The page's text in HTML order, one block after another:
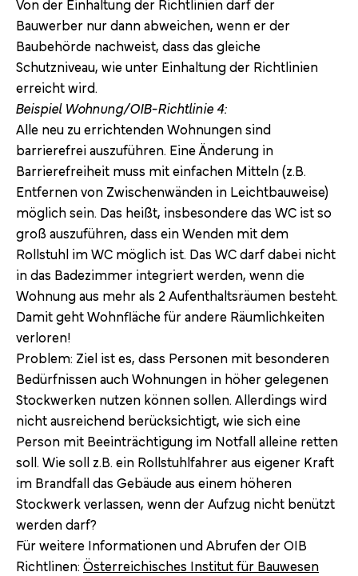
Bauwerber nur dann abweichen, wenn er der
Baubehörde nachweist, dass das gleiche
Schutzniveau, wie unter Einhaltung der Richtlinien
erreicht wird.
Beispiel Wohnung/OIB-Richtlinie 4:
Alle neu zu errichtenden Wohnungen sind
barrierefrei auszuführen. Eine Änderung in
Barrierefreiheit muss mit einfachen Mitteln (z.B.
Entfernen von Zwischenwänden in Leichtbauweise)
möglich sein. Das heißt, insbesondere das WC ist so
groß auszuführen, dass ein Wenden mit dem
Rollstuhl im WC möglich ist. Das WC darf dabei nicht
in das Badezimmer integriert werden, wenn die
Wohnung aus mehr als 2 Aufenthaltsräumen besteht.
Damit geht Wohnfläche für andere Räumlichkeiten
verloren!
Problem: Ziel ist es, dass Personen mit besonderen
Bedürfnissen auch Wohnungen in höher gelegenen
Stockwerken nutzen können sollen. Allerdings wird
nicht ausreichend berücksichtigt, wie sich eine
Person mit Beeinträchtigung im Notfall alleine retten
soll. Wie soll z.B. ein Rollstuhlfahrer aus eigener Kraft
im Brandfall das Gebäude aus einem höheren
Stockwerk verlassen, wenn der Aufzug nicht benützt
werden darf?
Für weitere Informationen und Abrufen der OIB
Richtlinen: Österreichisches Institut für Bauwesen